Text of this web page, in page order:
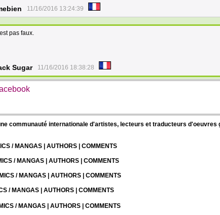
11/16/2016 13:24:39
pas faux.
Sugar 11/16/2016 18:38:28
communauté internationale d'artistes, lecteurs et traducteurs d'oeuvres
/ MANGAS | AUTHORS | COMMENTS
/ MANGAS | AUTHORS | COMMENTS
/ MANGAS | AUTHORS | COMMENTS
/ MANGAS | AUTHORS | COMMENTS
/ MANGAS | AUTHORS | COMMENTS